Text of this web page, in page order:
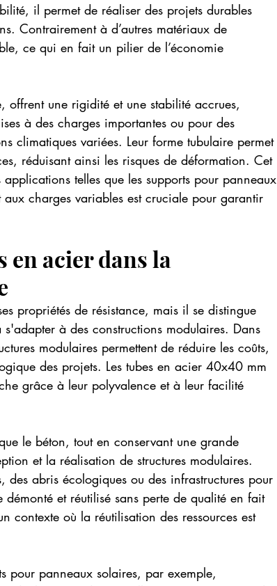
il permet de réaliser des projets durables
Contrairement à d’autres matériaux de
ce qui en fait un pilier de l’économie
une rigidité et une stabilité accrues,
à des charges importantes ou pour des
climatiques variées. Leur forme tubulaire permet
réduisant ainsi les risques de déformation. Cet
telles que les supports pour panneaux
charges variables est cruciale pour garantir
en acier dans la
propriétés de résistance, mais il se distingue
à des constructions modulaires. Dans
modulaires permettent de réduire les coûts,
des projets. Les tubes en acier 40x40 mm
grâce à leur polyvalence et à leur facilité
le béton, tout en conservant une grande
et la réalisation de structures modulaires.
abris écologiques ou des infrastructures pour
et réutilisé sans perte de qualité en fait
contexte où la réutilisation des ressources est
pour panneaux solaires, par exemple,